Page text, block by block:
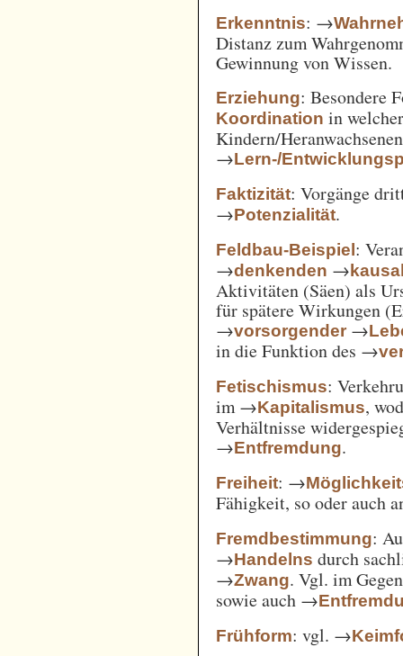
Erkenntnis: →
Distanz zum
Gewinnung von Wissen.
Erziehung: Besondere
Koordination in
Kindern/
→Lern-/
Faktizität: Vorgänge
→Potenzialität.
Feldbau-Beispiel:
→denkenden →
Aktivitäten (Säen) als
für spätere Wirkungen
→vorsorgender →
in die Funktion des →
Fetischismus:
im →Kapitalismus,
Verhältnisse
→Entfremdung.
Freiheit: →
Fähigkeit, so oder auch
Fremdbestimmung:
→Handelns durch
→Zwang. Vgl. im
sowie auch →
Frühform: vgl. →